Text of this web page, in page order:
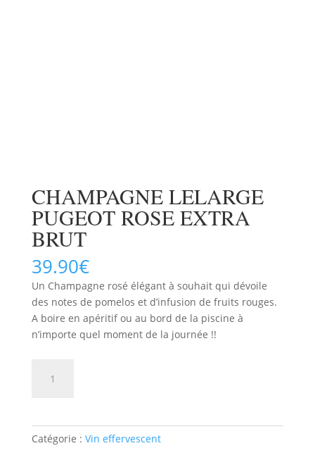
CHAMPAGNE LELARGE
PUGEOT ROSE EXTRA
BRUT
39.90€
Un Champagne rosé élégant à souhait qui dévoile
des notes de pomelos et d’infusion de fruits rouges.
A boire en apéritif ou au bord de la piscine à
n’importe quel moment de la journée !!
PUGEOT
ROSE
Catégorie : Vin effervescent